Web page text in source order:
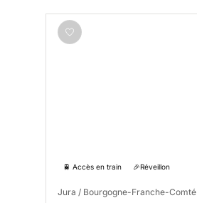
🚆 Accès en train 🎉Réveillon
Jura / Bourgogne-Franche-Comté